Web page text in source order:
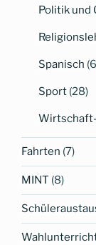
Politik und
Spanisch
Sport (28)
Fahrten (7)
MINT (8)